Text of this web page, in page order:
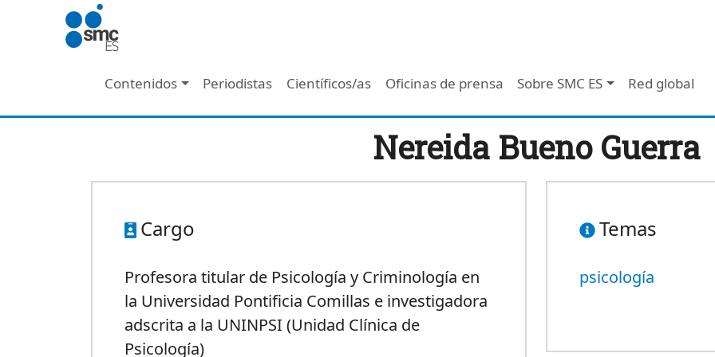
Pasar al contenido principal
Navegación principal - Header
Contenidos Periodistas Científicos/as Oficinas de prensa Sobre SMC ES Red global
Nereida Bueno Guerra
Cargo
Profesora titular de Psicología y Criminología en
la Universidad Pontificia Comillas e investigadora
adscrita a la UNINPSI (Unidad Clínica de
Psicología)
Temas
psicología